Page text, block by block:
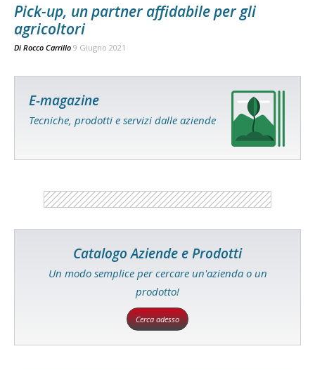
Pick-up, un partner affidabile per gli
agricoltori
Di Rocco Carrillo 9 Giugno 2021
E-magazine
Tecniche, prodotti e servizi dalle aziende
Catalogo Aziende e Prodotti
Un modo semplice per cercare un'azienda o un
prodotto!
Cerca adesso